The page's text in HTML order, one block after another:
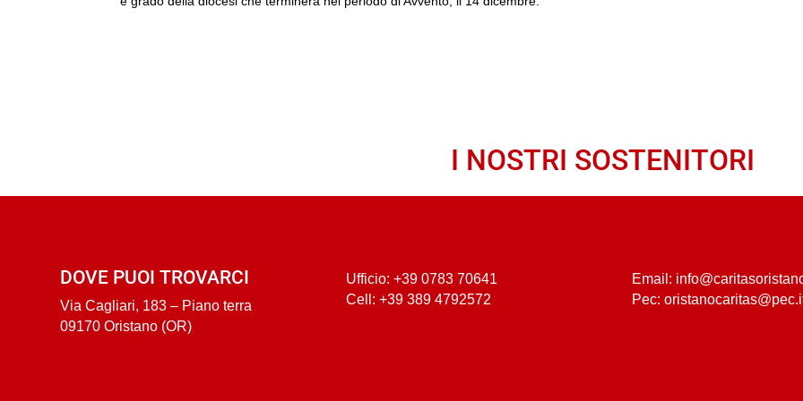
I NOSTRI SOSTENITORI
DOVE PUOI TROVARCI
Via Cagliari, 183 – Piano terra
09170 Oristano (OR)
Ufficio: +39 0783 70641
Cell: +39 389 4792572
Email:
Pec: